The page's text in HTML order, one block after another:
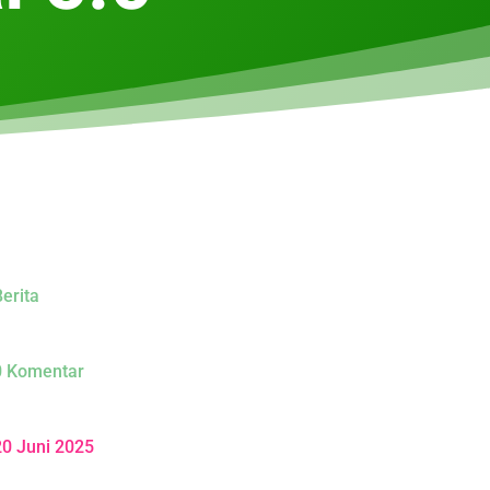
Komentar
Juni 2025